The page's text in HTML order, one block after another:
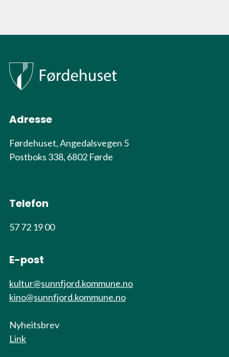
Adresse
Førdehuset, Angedalsvegen 5
Postboks 338, 6802 Førde
Telefon
57 72 19 00
E-post
kultur@sunnfjord.kommune.no
kino@sunnfjord.kommune.no
Nyheitsbrev
Link